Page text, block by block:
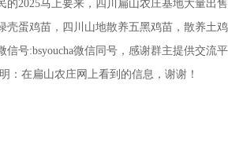
2025马上要来，四川扁山农庄基地大量出
蛋鸡苗，四川山地散养五黑鸡苗，散养土
号:bsyoucha微信同号，感谢群主提供交流
：在扁山农庄网上看到的信息，谢谢！